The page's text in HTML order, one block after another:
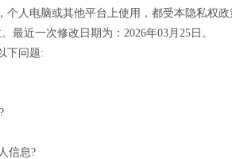
人电脑或其他平台上使用，都受本隐私权
最近一次修改日期为：2026年03月25日。
下问题:
信息?